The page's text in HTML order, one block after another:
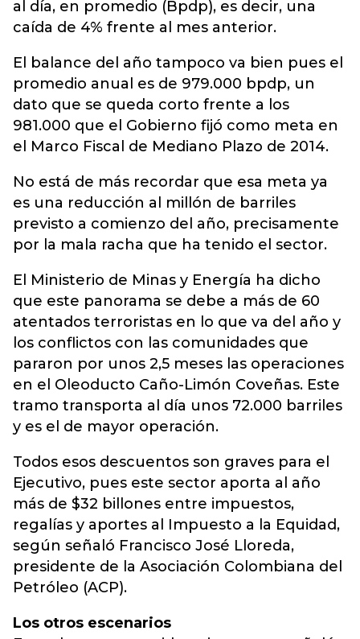
al día, en promedio (Bpdp), es decir, una
caída de 4% frente al mes anterior.
El balance del año tampoco va bien pues el
promedio anual es de 979.000 bpdp, un
dato que se queda corto frente a los
981.000 que el Gobierno fijó como meta en
el Marco Fiscal de Mediano Plazo de 2014.
No está de más recordar que esa meta ya
es una reducción al millón de barriles
previsto a comienzo del año, precisamente
por la mala racha que ha tenido el sector.
El Ministerio de Minas y Energía ha dicho
que este panorama se debe a más de 60
atentados terroristas en lo que va del año y
los conflictos con las comunidades que
pararon por unos 2,5 meses las operaciones
en el Oleoducto Caño-Limón Coveñas. Este
tramo transporta al día unos 72.000 barriles
y es el de mayor operación.
Todos esos descuentos son graves para el
Ejecutivo, pues este sector aporta al año
más de $32 billones entre impuestos,
regalías y aportes al Impuesto a la Equidad,
según señaló Francisco José Lloreda,
presidente de la Asociación Colombiana del
Petróleo (ACP).
Los otros escenarios